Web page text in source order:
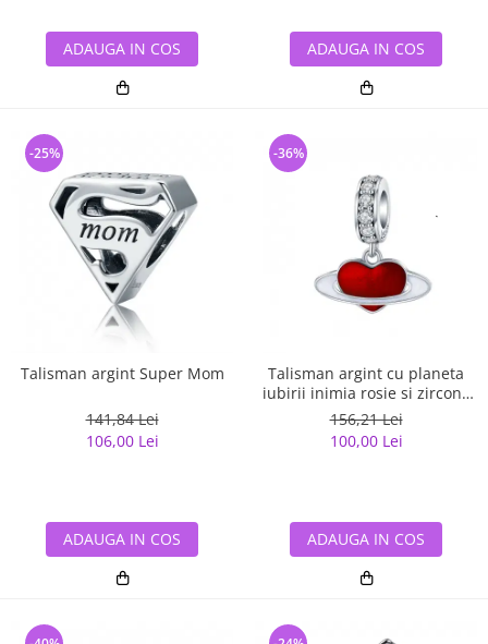
ADAUGA IN COS ADAUGA IN COS
Talisman argint Super Mom
141,84 Lei
106,00 Lei
-25%
ADAUGA IN COS
Talisman argint cu planeta
iubirii inimia rosie si zirconii
albe
156,21 Lei
100,00 Lei
-36%
ADAUGA IN COS